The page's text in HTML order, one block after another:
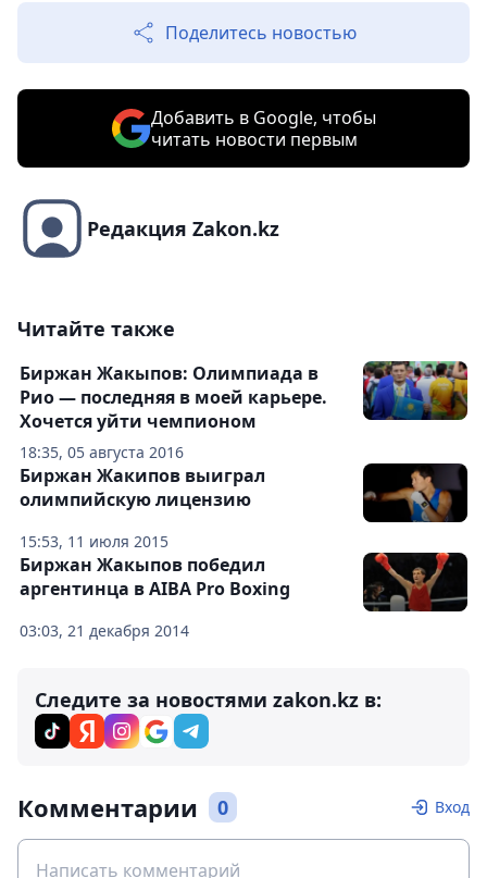
Поделитесь новостью
Добавить в Google, чтобы
читать новости первым
Редакция Zakon.kz
Читайте также
18:35, 05 августа 2016
Биржан Жакыпов: Олимпиада в
Рио — последняя в моей карьере.
Хочется уйти чемпионом
15:53, 11 июля 2015
Биржан Жакипов выиграл
олимпийскую лицензию
03:03, 21 декабря 2014
Биржан Жакыпов победил
аргентинца в AIBA Pro Boxing
Следите за новостями zakon.kz в:
Комментарии 0 Вход